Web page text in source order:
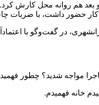
حضور داشت، با ضربات
در گفت‌وگو با
مواجه شدید؟ چطور
خانه فهمیدم.